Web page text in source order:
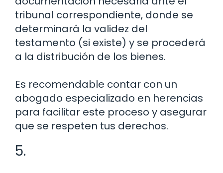
tribunal correspondiente, donde se
determinará la validez del
testamento (si existe) y se procederá
a la distribución de los bienes.
Es recomendable contar con un
abogado especializado en herencias
para facilitar este proceso y asegurar
que se respeten tus derechos.
5.